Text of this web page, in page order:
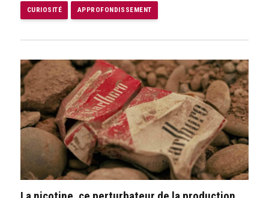
CURIOSITÉ APPROFONDISSEMENT